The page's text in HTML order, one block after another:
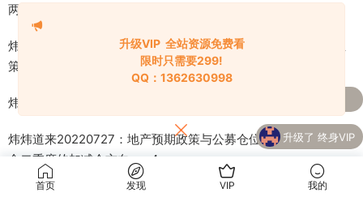
两个新关注的小行业) .mp4
炜炜道来20220720：下半年策略（上）——国内外宏观及行业
策略.mp4.mp4
炜炜道来20220722下半年策略(下)一具体行业观点及策略.mp4
炜炜道来20220727：地产预期政策与公募仓位的矛盾（详解基
金二季度的加减仓方向.mp4
首页 发现 VIP 我的
升级VIP 全站资源免费看
限时只需要299!
QQ：1362630998
了
（指标+日报+小班课）
升级了 终身VIP
升级了 终身VIP